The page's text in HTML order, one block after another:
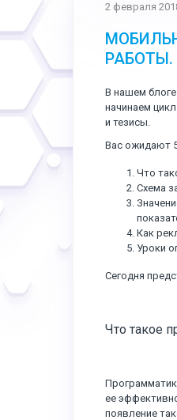
2 февраля
РАБОТЫ.
В нашем
начинаем
и тезисы.
Вас ожидают
Что
Схема
Как
Уроки
Сегодня
Что такое
ее
появление